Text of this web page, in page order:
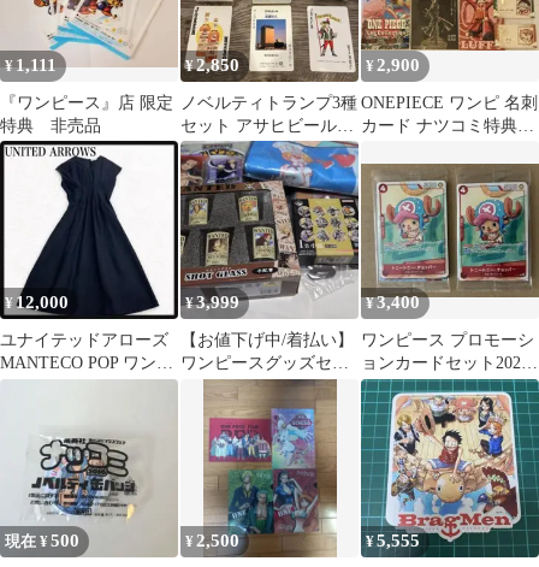
¥1,111
『ワンピース』店 限定
特典 非売品
¥ 2,850
ノベルティトランプ3種
セット アサヒビール
Ancient Age QANTAS
¥ 2,900
ONEPIECE ワンピ 名刺
カード ナツコミ特典コ
¥12,000
ユナイテッドアローズ
MANTECO POP ワンピ
ース ブラック 2025SS
¥3,999
【お値下げ中/着払い】
ワンピースグッズセッ
¥3,400
ワンピース プロモーシ
ョンカードセット2025
6枚×2セット【新品未開
封】
現在 ¥500 ¥ 2,500 ¥5,555